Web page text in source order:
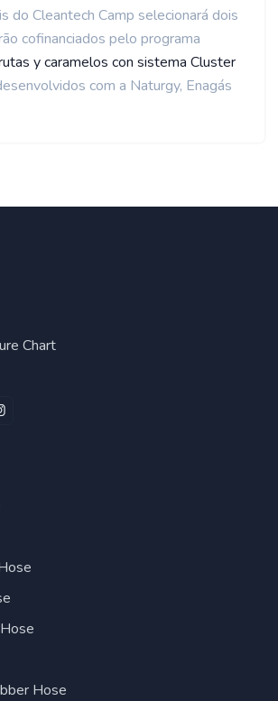
do Cleantech Camp selecionará dois
cofinanciados pelo programa
y caramelos con sistema Cluster
com a Naturgy, Enagás
Chart
Hose